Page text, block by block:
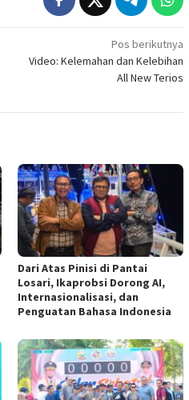
Pos berikutnya
Video: Kelemahan dan Kelebihan
All New Terios
Dari Atas Pinisi di Pantai
Losari, Ikaprobsi Dorong AI,
Internasionalisasi, dan
Penguatan Bahasa Indonesia